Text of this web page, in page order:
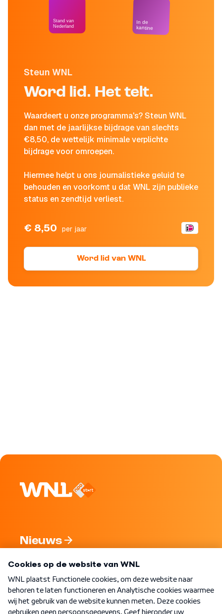
Steun WNL
Word lid. Het telt.
Waardeert u onze programma's? Steun WNL
dan met de jaarlijkse bijdrage van slechts
€8,50, de wettelijk minimale verplichte
bijdrage voor omroepen.
Hiermee helpt u ons journalistieke geluid te
behouden en voorkomt u dat WNL zijn publieke
status en zendtijd verliest.
€ 8,50 per jaar
Word lid van WNL
Stand van
Nederland
In de
kantine
Nieuws
Nieuwsbrief
Word Lid